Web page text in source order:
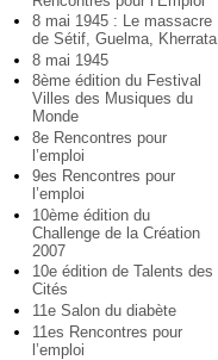
8 mai 1945 : Le massacre
de Sétif, Guelma, Kherrata
8 mai 1945
8ème édition du Festival
Villes des Musiques du
Monde
8e Rencontres pour
l’emploi
9es Rencontres pour
l’emploi
10ème édition du
Challenge de la Création
2007
10e édition de Talents des
Cités
11e Salon du diabète
11es Rencontres pour
l’emploi